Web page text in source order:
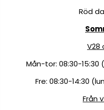
Röd
V28
Mån-tor: 08:30-15:30
Fre: 08:30-14:30
Från